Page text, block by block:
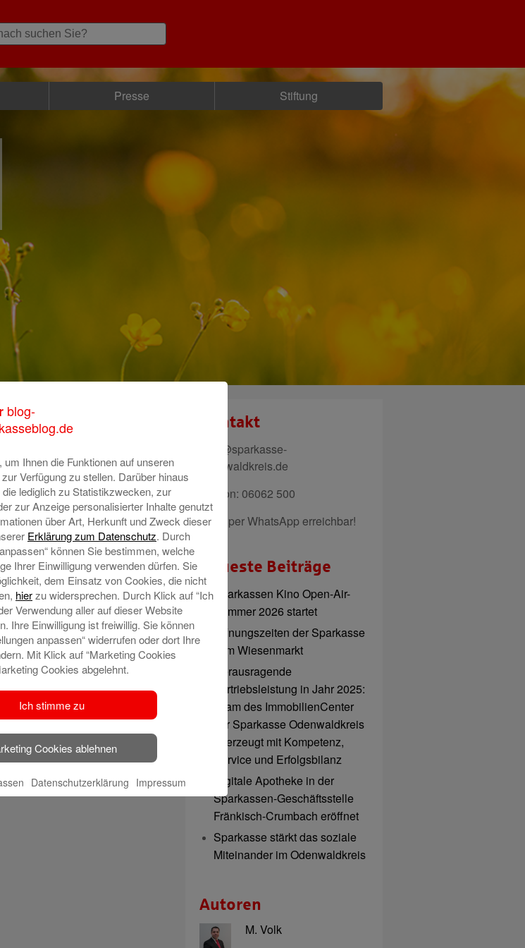
Presse Stiftung
Kontakt
mail@sparkasse-
odenwaldkreis.de
Telefon: 06062 500
Auch per WhatsApp erreichbar!
Neueste Beiträge
Sparkassen Kino Open-Air-
Sommer 2026 startet
Öffnungszeiten der Sparkasse
zum Wiesenmarkt
Herausragende
Vertriebsleistung in Jahr 2025:
Team des ImmobilienCenter
der Sparkasse Odenwaldkreis
überzeugt mit Kompetenz,
Service und Erfolgsbilanz
Digitale Apotheke in der
Sparkassen-Geschäftsstelle
Fränkisch-Crumbach eröffnet
Sparkasse stärkt das soziale
Miteinander im Odenwaldkreis
Autoren
M. Volk
blog-
Ihnen die Funktionen auf unseren
Verfügung zu stellen. Darüber hinaus
lediglich zu Statistikzwecken, zur
zur Anzeige personalisierter Inhalte genutzt
über Art, Herkunft und Zweck dieser
Erklärung zum Datenschutz. Durch
können Sie bestimmen, welche
Ihrer Einwilligung verwenden dürfen. Sie
dem Einsatz von Cookies, die nicht
hierzu widersprechen. Durch Klick auf “Ich
Verwendung aller auf dieser Website
Ihre Einwilligung ist freiwillig. Sie können
anpassen“ widerrufen oder dort Ihre
Mit Klick auf “Marketing Cookies
Cookies abgelehnt.
Ich stimme zu
Cookies ablehnen
Datenschutzerklärung Impressum